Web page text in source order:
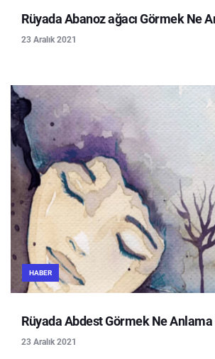
Rüyada Abanoz ağacı Görmek Ne
23 Aralık 2021
HABER
Rüyada Abdest Görmek Ne Anlama
23 Aralık 2021